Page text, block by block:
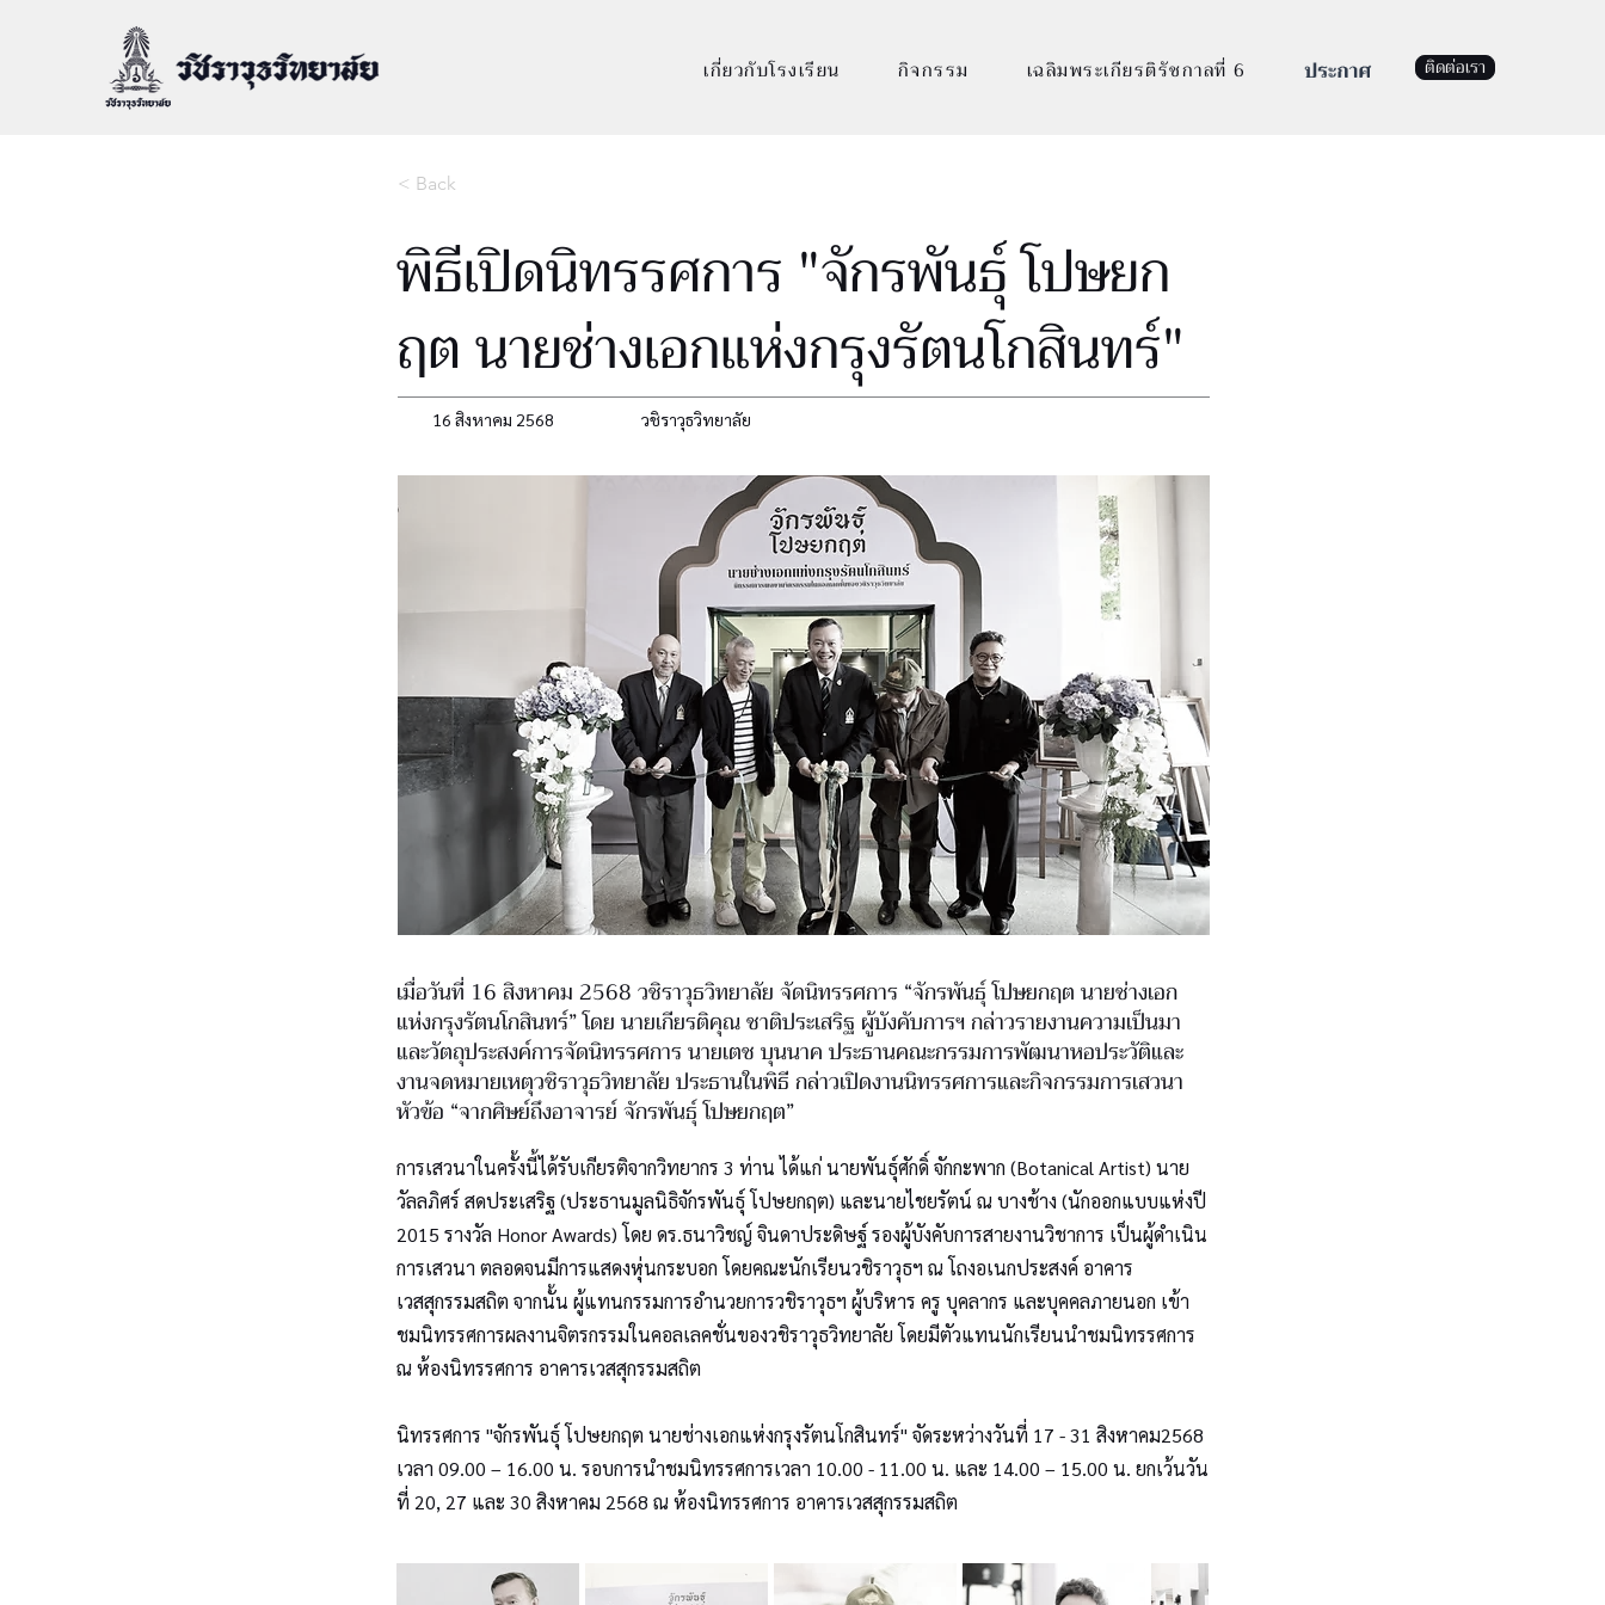
เกี่ยวกับโรงเรียน กิจกรรม เฉลิมพระเกียรติรัชกาลที่ 6 ติดต่อเรา
< Back
พิธีเปิดนิทรรศการ "จักรพันธุ์ โปษยก
ฤต นายช่างเอกแห่งกรุงรัตนโกสินทร์"
16 สิงหาคม 2568 วชิราวุธวิทยาลัย
เมื่อวันที่ 16 สิงหาคม 2568 วชิราวุธวิทยาลัย จัดนิทรรศการ “จักรพันธุ์ โปษยกฤต นายช่างเอก
แห่งกรุงรัตนโกสินทร์” โดย นายเกียรติคุณ ชาติประเสริฐ ผู้บังคับการฯ กล่าวรายงานความเป็นมา
และวัตถุประสงค์การจัดนิทรรศการ นายเตช บุนนาค ประธานคณะกรรมการพัฒนาหอประวัติและ
งานจดหมายเหตุวชิราวุธวิทยาลัย ประธานในพิธี กล่าวเปิดงานนิทรรศการและกิจกรรมการเสวนา
หัวข้อ “จากศิษย์ถึงอาจารย์ จักรพันธุ์ โปษยกฤต”
การเสวนาในครั้งนี้ได้รับเกียรติจากวิทยากร 3 ท่าน ได้แก่ นายพันธุ์ศักดิ์ จักกะพาก (Botanical Artist) นาย
วัลลภิศร์ สดประเสริฐ (ประธานมูลนิธิจักรพันธุ์ โปษยกฤต) และนายไชยรัตน์ ณ บางช้าง (นักออกแบบแห่งปี
2015 รางวัล Honor Awards) โดย ดร.ธนาวิชญ์ จินดาประดิษฐ์ รองผู้บังคับการสายงานวิชาการ เป็นผู้ดำเนิน
การเสวนา ตลอดจนมีการแสดงหุ่นกระบอก โดยคณะนักเรียนวชิราวุธฯ ณ โถงอเนกประสงค์ อาคาร
เวสสุกรรมสถิต จากนั้น ผู้แทนกรรมการอำนวยการวชิราวุธฯ ผู้บริหาร ครู บุคลากร และบุคคลภายนอก เข้า
ชมนิทรรศการผลงานจิตรกรรมในคอลเลคชั่นของวชิราวุธวิทยาลัย โดยมีตัวแทนนักเรียนนำชมนิทรรศการ
ณ ห้องนิทรรศการ อาคารเวสสุกรรมสถิต
นิทรรศการ "จักรพันธุ์ โปษยกฤต นายช่างเอกแห่งกรุงรัตนโกสินทร์" จัดระหว่างวันที่ 17 - 31 สิงหาคม2568
เวลา 09.00 – 16.00 น. รอบการนำชมนิทรรศการเวลา 10.00 - 11.00 น. และ 14.00 – 15.00 น. ยกเว้นวัน
ที่ 20, 27 และ 30 สิงหาคม 2568 ณ ห้องนิทรรศการ อาคารเวสสุกรรมสถิต